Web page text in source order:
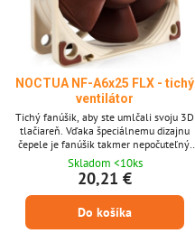
NOCTUA NF-A6x25 FLX - tichý
ventilátor
Tichý fanúšik, aby ste umlčali svoju 3D
tlačiareň. Vďaka špeciálnemu dizajnu
čepele je fanúšik takmer nepočuteľný.
Rotor má špeciálne navrhnuté ramenné
čepele, aby sa zabezpečila maximálna
pokojná prevádzka. Rýchlosť fanúšikov
so štandardným 3000 ot./min. Môže byť
znížená o L.N.A. (Adaptér s nízkym
šumom) Adaptér na 1600 ot./min., A tak
Skladom <10ks
20,21 €
Do košíka